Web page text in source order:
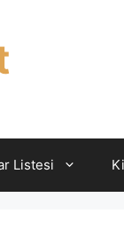
Listesi